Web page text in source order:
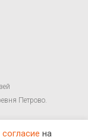
Петрово.
согласие на